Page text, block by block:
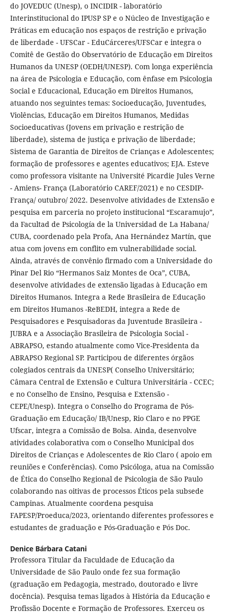
do JOVEDUC (Unesp), o INCIDIR - laboratório
Interinstitucional do IPUSP SP e o Núcleo de Investigação e
Práticas em educação nos espaços de restrição e privação
de liberdade - UFSCar - EduCárceres/UFSCar e integra o
Comitê de Gestão do Observatório de Educação em Direitos
Humanos da UNESP (OEDH/UNESP). Com longa experiência
na área de Psicologia e Educação, com ênfase em Psicologia
Social e Educacional, Educação em Direitos Humanos,
atuando nos seguintes temas: Socioeducação, Juventudes,
Violências, Educação em Direitos Humanos, Medidas
Socioeducativas (Jovens em privação e restrição de
liberdade), sistema de justiça e privação de liberdade;
Sistema de Garantia de Direitos de Crianças e Adolescentes;
formação de professores e agentes educativos; EJA. Esteve
como professora visitante na Université Picardie Jules Verne
- Amiens- França (Laboratório CAREF/2021) e no CESDIP-
França/ outubro/ 2022. Desenvolve atividades de Extensão e
pesquisa em parceria no projeto institucional “Escaramujo”,
da Facultad de Psicología de la Universidad de La Habana/
CUBA, coordenado pela Profa, Ana Hernández Martín, que
atua com jovens em conflito em vulnerabilidade social.
Ainda, através de convênio firmado com a Universidade do
Pinar Del Rio “Hermanos Saiz Montes de Oca”, CUBA,
desenvolve atividades de extensão ligadas à Educação em
Direitos Humanos. Integra a Rede Brasileira de Educação
em Direitos Humanos -ReBEDH, integra a Rede de
Pesquisadores e Pesquisadoras da Juventude Brasileira -
JUBRA e a Associação Brasileira de Psicologia Social -
ABRAPSO, estando atualmente como Vice-Presidenta da
ABRAPSO Regional SP. Participou de diferentes órgãos
colegiados centrais da UNESP( Conselho Universitário;
Câmara Central de Extensão e Cultura Universitária - CCEC;
e no Conselho de Ensino, Pesquisa e Extensão -
CEPE/Unesp). Integra o Conselho do Programa de Pós-
Graduação em Educação/ IB/Unesp, Rio Claro e no PPGE
Ufscar, integra a Comissão de Bolsa. Ainda, desenvolve
atividades colaborativa com o Conselho Municipal dos
Direitos de Crianças e Adolescentes de Rio Claro ( apoio em
reuniões e Conferências). Como Psicóloga, atua na Comissão
de Ética do Conselho Regional de Psicologia de São Paulo
colaborando nas oitivas de processos Éticos pela subsede
Campinas. Atualmente coordena pesquisa
FAPESP/Proeduca/2023, orientando diferentes professores e
estudantes de graduação e Pós-Graduação e Pós Doc.
Denice Bárbara Catani
Professora Titular da Faculdade de Educação da
Universidade de São Paulo onde fez sua formação
(graduação em Pedagogia, mestrado, doutorado e livre
docência). Pesquisa temas ligados à História da Educação e
Profissão Docente e Formação de Professores. Exerceu os